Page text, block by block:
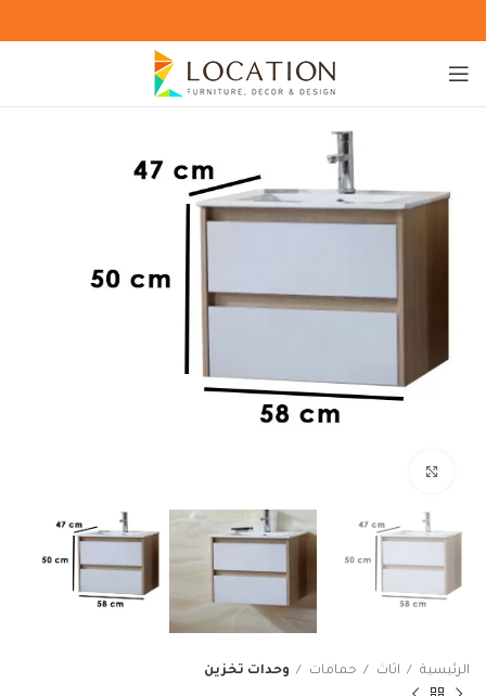
الرئيسية اثاث حمامات وحدات تخزين